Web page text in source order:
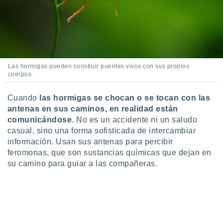
Las hormigas pueden construir puentes vivos con sus propios
cuerpos.
Cuando las hormigas se chocan o se tocan con las
antenas en sus caminos, en realidad están
comunicándose. No es un accidente ni un saludo
casual, sino una forma sofisticada de intercambiar
información. Usan sus antenas para percibir
feromonas, que son sustancias químicas que dejan en
su camino para guiar a las compañeras.